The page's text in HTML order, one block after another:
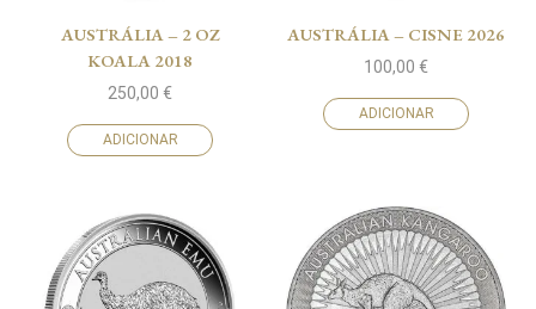
AUSTRÁLIA – 2 OZ
KOALA 2018
250,00 €
ADICIONAR
AUSTRÁLIA – CISNE 2026
100,00 €
ADICIONAR